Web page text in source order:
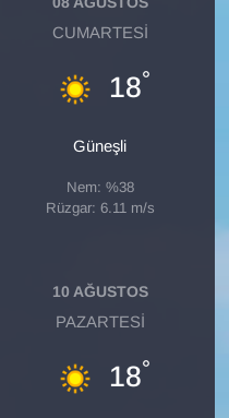
CUMARTESI
18°
Güneşli
Nem: %38
Rüzgar: 6.11 m/s
10 AĞUSTOS
PAZARTESI
18°